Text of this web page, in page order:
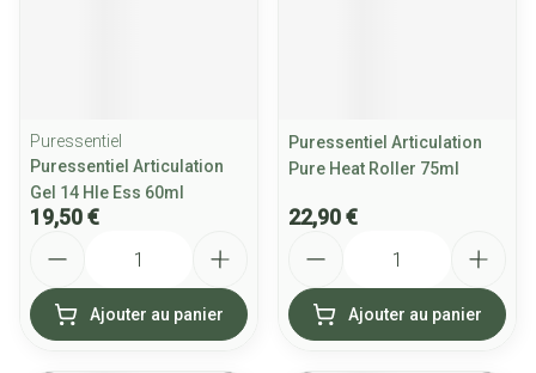
Puressentiel
Puressentiel Articulation
Gel 14 Hle Ess 60ml
19,50 €
Ajouter au panier
Puressentiel Articulation
Pure Heat Roller 75ml
22,90 €
Ajouter au panier